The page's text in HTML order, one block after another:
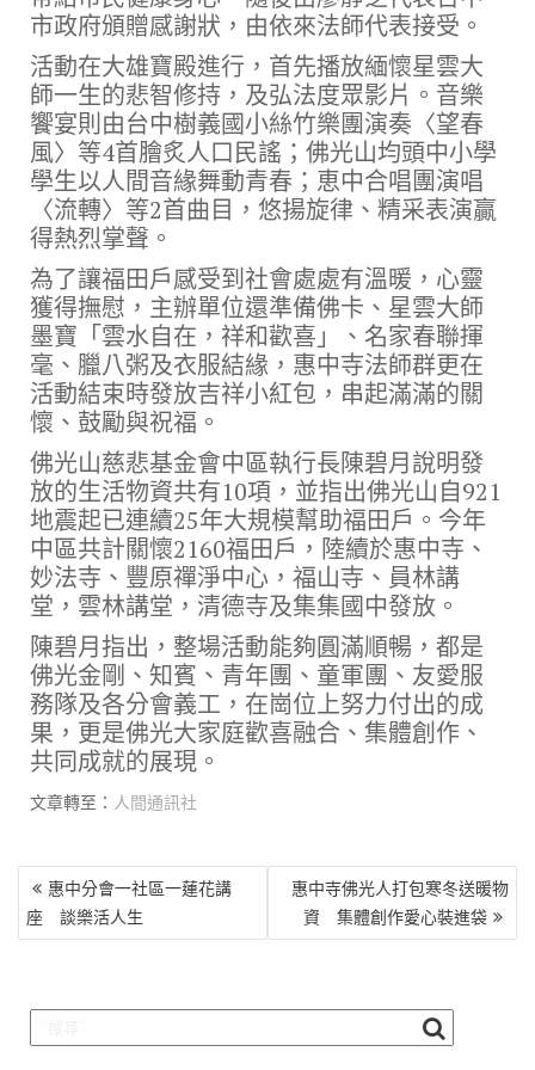
市政府頒贈感謝狀，由依來法師代表接受。
活動在大雄寶殿進行，首先播放緬懷星雲大
師一生的悲智修持，及弘法度眾影片。音樂
饗宴則由台中樹義國小絲竹樂團演奏〈望春
風〉等4首膾炙人口民謠；佛光山均頭中小學
學生以人間音緣舞動青春；恵中合唱團演唱
〈流轉〉等2首曲目，悠揚旋律、精采表演贏
得熱烈掌聲。
為了讓福田戶感受到社會處處有溫暖，心靈
獲得撫慰，主辦單位還準備佛卡、星雲大師
墨寶「雲水自在，祥和歡喜」、名家春聯揮
毫、臘八粥及衣服結緣，惠中寺法師群更在
活動結束時發放吉祥小紅包，串起滿滿的關
懷、鼓勵與祝福。
佛光山慈悲基金會中區執行長陳碧月說明發
放的生活物資共有10項，並指出佛光山自921
地震起已連續25年大規模幫助福田戶。今年
中區共計關懷2160福田戶，陸續於惠中寺、
妙法寺、豐原禪淨中心，福山寺、員林講
堂，雲林講堂，清德寺及集集國中發放。
陳碧月指出，整場活動能夠圓滿順暢，都是
佛光金剛、知賓、青年團、童軍團、友愛服
務隊及各分會義工，在崗位上努力付出的成
果，更是佛光大家庭歡喜融合、集體創作、
共同成就的展現。
文章轉至： 人間通訊社
文
章
導
惠中分會一社區一蓮花講
座 談樂活人生
惠中寺佛光人打包寒冬送暖物
資 集體創作愛心裝進袋